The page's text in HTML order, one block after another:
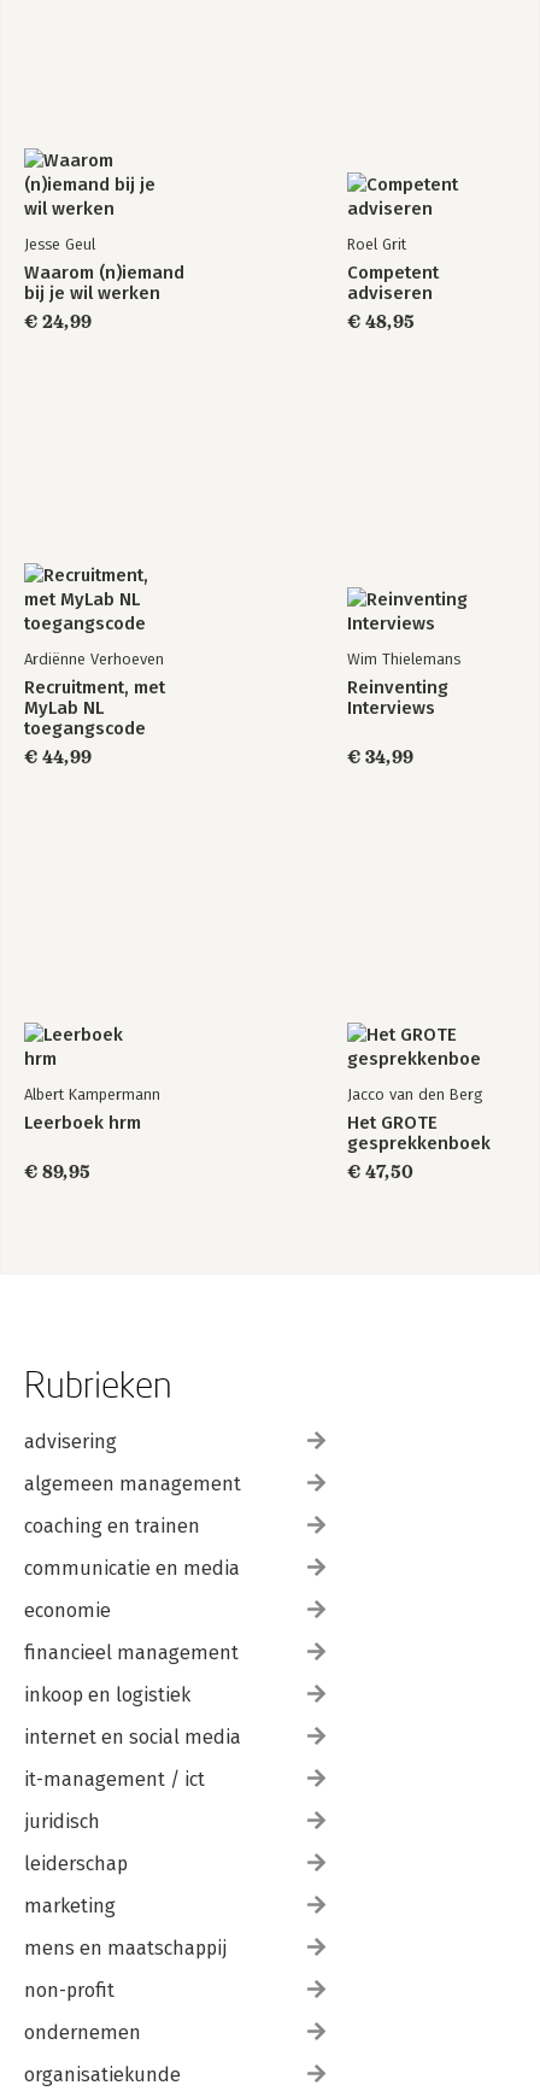
Jesse Geul
Waarom (n)iemand
bij je wil werken
€ 24,99
Roel Grit
Competent
adviseren
€ 48,95
Ardiënne Verhoeven
Recruitment, met
MyLab NL
toegangscode
€ 44,99
Wim Thielemans
Reinventing
Interviews
€ 34,99
Albert Kampermann
Leerboek hrm
€ 89,95
Jacco van den Berg
Het GROTE
gesprekkenboek
€ 47,50
Rubrieken
advisering
algemeen management
coaching en trainen
communicatie en media
economie
financieel management
inkoop en logistiek
internet en social media
it-management / ict
juridisch
leiderschap
marketing
mens en maatschappij
non-profit
ondernemen
organisatiekunde